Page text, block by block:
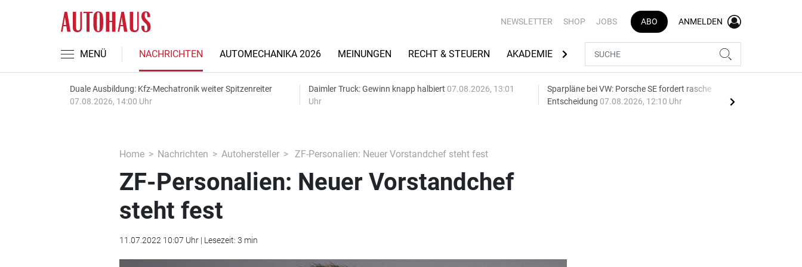
NEWSLETTER SHOP JOBS ABO ANMELDEN
MENÜ NACHRICHTEN AUTOMECHANIKA 2026 MEINUNGEN RECHT & STEUERN AKADEMIE AUTOMARKEN
Duale Ausbildung: Kfz-Mechatronik weiter Spitzenreiter
07.08.2026, 14:00 Uhr
Daimler Truck: Gewinn knapp halbiert 07.08.2026, 13:01
Uhr
Sparpläne bei VW: Porsche SE fordert rasche
Entscheidung 07.08.2026, 12:10 Uhr
Home Nachrichten Autohersteller ZF-Personalien: Neuer Vorstandchef steht fest
ZF-Personalien: Neuer Vorstandchef
steht fest
11.07.2022 10:07 Uhr | Lesezeit: 3 min